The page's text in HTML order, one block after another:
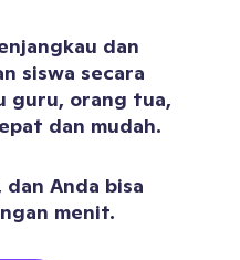
dan
siswa secara
guru, orang tua,
dan mudah.
Anda bisa
menit.